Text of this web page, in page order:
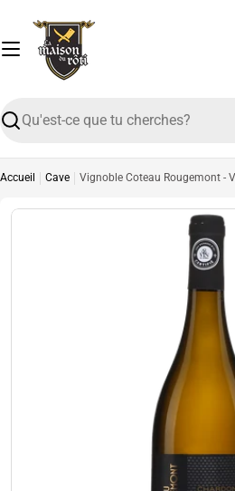
contenu
Recherche
Accueil Cave
Ouvrir le média 0 en mode modal